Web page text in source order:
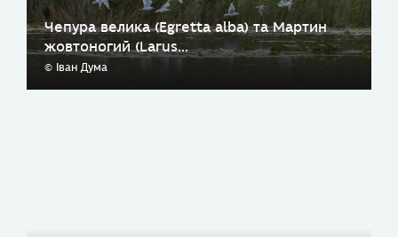
Чепура велика (Egretta alba) та Мартин
жовтоногий (Larus...
© Іван Дума